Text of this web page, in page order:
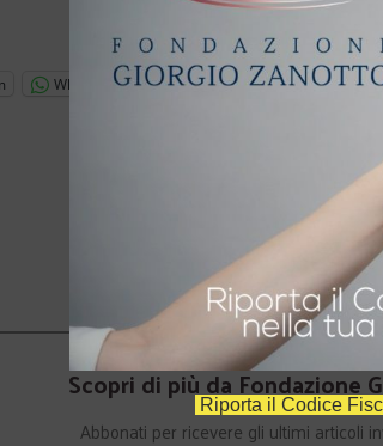
WhatsApp
Concerto degli Auguri 2007
20 Dicembre 2007
Scopri di più da Fondazione
Abbonati per ricevere gli ultimi articoli
Riporta il Codice